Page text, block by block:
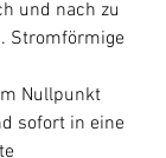
und nach zu
Stromförmige
Nullpunkt
sofort in eine